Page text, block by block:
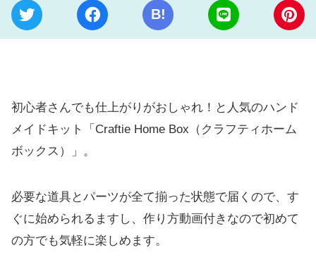
B!
初心者さんでも仕上がりがおしゃれ！と人気のハンド
メイドキット「Craftie Home Box（クラフティホーム
ボックス）」。
必要な道具とパーツが全て揃った状態で届くので、す
ぐに始められるますし、作り方動画付きなので初めて
の方でも気軽に楽しめます。